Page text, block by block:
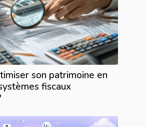
son patrimoine en
fiscaux